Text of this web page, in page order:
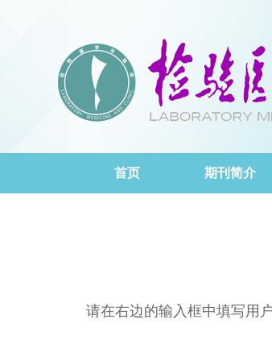
首页 期刊简介
请在右边的输入框中填写用